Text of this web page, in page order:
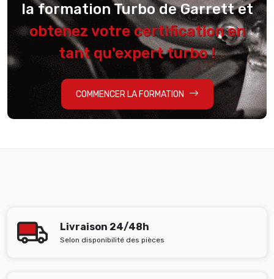
la formation Turbo de Garrett et
obtenez votre certification en
tant qu'expert turbo !
COMMENCER LA FORMATION
Livraison 24/48h
Selon disponibilité des pièces